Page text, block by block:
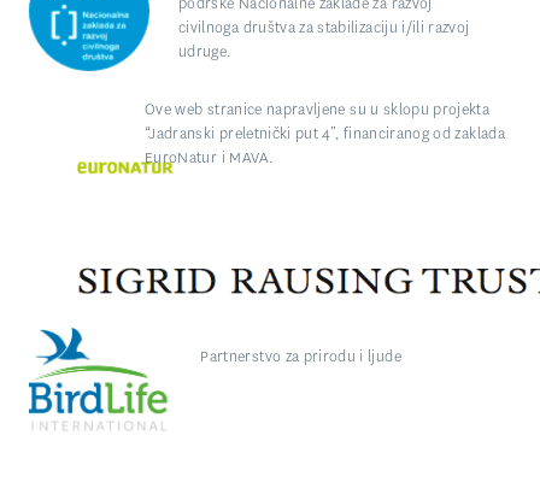
civilnoga društva za stabilizaciju i/ili razvoj
udruge.
Ove web stranice napravljene su u sklopu projekta
“Jadranski preletnički put 4”, financiranog od zaklada
EuroNatur i MAVA.
Partnerstvo za prirodu i ljude